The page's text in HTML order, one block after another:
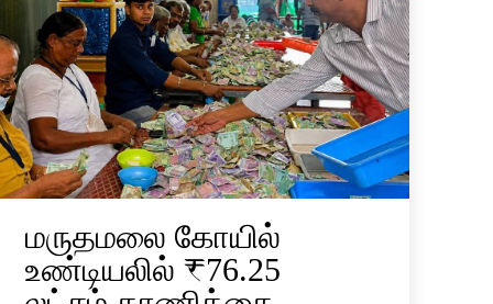
மருதமலை கோயில்
உண்டியலில் ₹76.25